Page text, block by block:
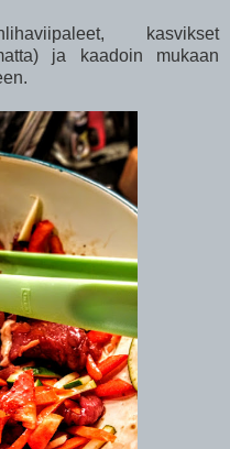
kasvikset
ja kaadoin mukaan